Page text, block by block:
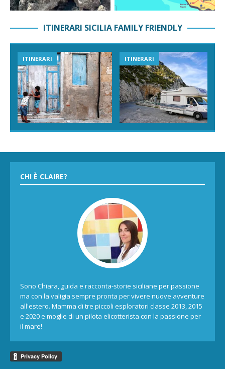
ITINERARI SICILIA FAMILY FRIENDLY
ITINERARI ITINERARI
CHI È CLAIRE?
Sono Chiara, guida e racconta-storie siciliane per passione
ma con la valigia sempre pronta per vivere nuove avventure
all'estero. Mamma di tre piccoli esploratori classe 2013, 2015
e 2020 e moglie di un pilota elicotterista con la passione per
il mare!